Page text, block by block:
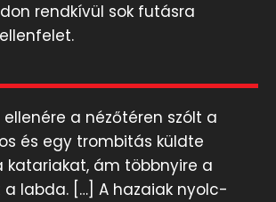
rendkívül sok futásra
a nézőtéren szólt a
és egy trombitás küldte
ám többnyire a
a labda. […] A hazaiak nyolc-